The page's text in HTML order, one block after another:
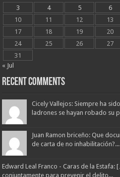
3
4 5 6
10
11 12 13
17
18 19 20
24
25 26 27
31
« Jul
Recent Comments
Cicely Vallejos: Siempre ha
ladrones se hayan robado su
Juan Ramon briceño: Que
de carta de no inhabilitación?...
Edward Leal Franco - Caras de la
conjuntamente para prevenir el delito...